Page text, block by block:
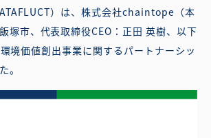
）は、株式会社chaintope（本
塚市、代表取締役CEO：正田 英樹、以下
境価値創出事業に関するパートナーシッ
。